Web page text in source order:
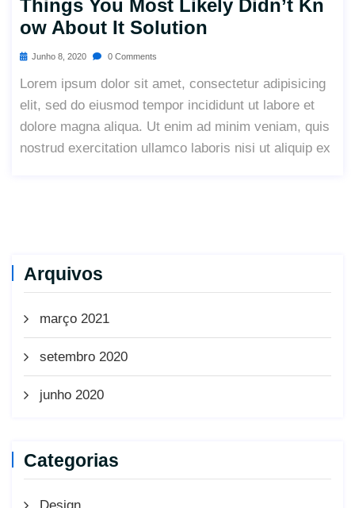
Things You Most Likely Didn’t Kn
Ow About It Solution
Junho 8, 2020 0 Comments
Lorem ipsum dolor sit amet, consectetur adipisicing
elit, sed do eiusmod tempor incididunt ut labore et
dolore magna aliqua. Ut enim ad minim veniam, quis
nostrud exercitation ullamco laboris nisi ut aliquip ex
Arquivos
março 2021
setembro 2020
junho 2020
Categorias